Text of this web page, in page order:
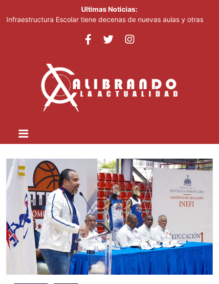
Ultimas Noticias:
Infraestructura Escolar tiene decenas de nuevas aulas y otras
Crear dos nuevas provincias en el país generaría más gasto
público, advierte experto
Ministerio de Educación inicia este lunes jornada nacional de
capacitación para más de 90,000 docentes de cara al inicio del
año escolar 2026-2027
del PRM y felicita a sus nuevas autoridades